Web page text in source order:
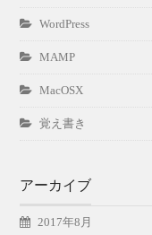
WordPress
MAMP
MacOSX
覚え書き
アーカイブ
2017年8月